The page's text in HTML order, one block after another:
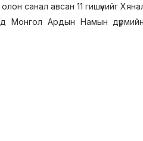
санал авсан 11 гишүүнийг
Монгол Ардын Намын